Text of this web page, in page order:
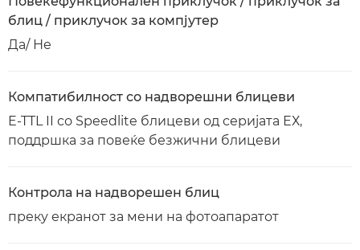
блиц / приклучок за компјутер
Да/ Не
Компатибилност со надворешни блицеви
E-TTL II со Speedlite блицеви од серијата ЕХ,
поддршка за повеќе безжични блицеви
Контрола на надворешен блиц
преку екранот за мени на фотоапаратот